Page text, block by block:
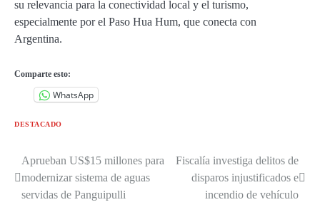
su relevancia para la conectividad local y el turismo,
especialmente por el Paso Hua Hum, que conecta con
Argentina.
Comparte esto:
WhatsApp
DESTACADO
Navegación
de
Aprueban US$15 millones para
modernizar sistema de aguas
servidas de Panguipulli
Fiscalía investiga delitos de
disparos injustificados e
incendio de vehículo